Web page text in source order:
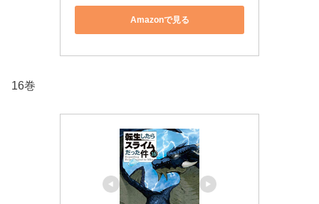
Amazonで見る
16巻